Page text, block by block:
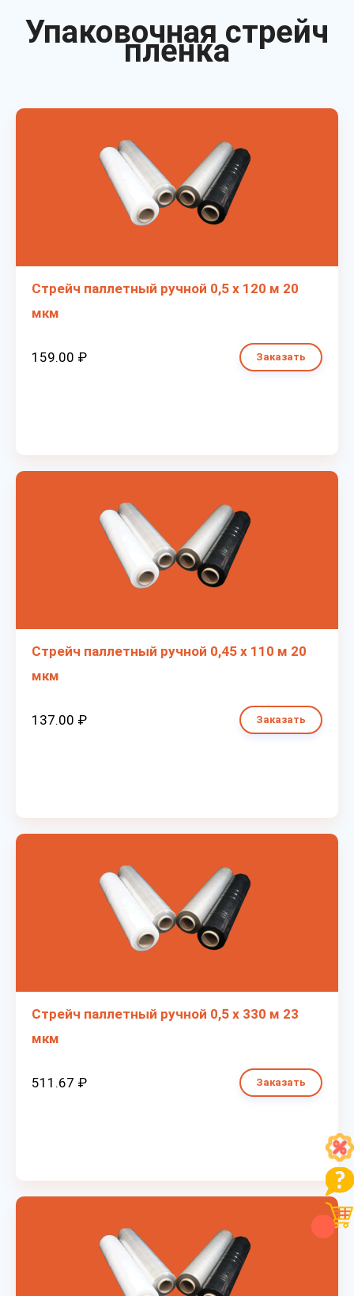
Упаковочная стрейч
пленка
Стрейч паллетный ручной 0,5 х 120 м 20
мкм
159.00 ₽ Заказать
Стрейч паллетный ручной 0,45 х 110 м 20
мкм
137.00 ₽ Заказать
Стрейч паллетный ручной 0,5 х 330 м 23
мкм
511.67 ₽ Заказать